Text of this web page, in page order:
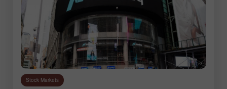
Stock Markets